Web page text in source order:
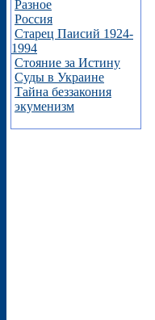
Разное
Россия
Старец Паисий 1924-
1994
Стояние за Истину
Суды в Украине
Тайна беззакония
экуменизм